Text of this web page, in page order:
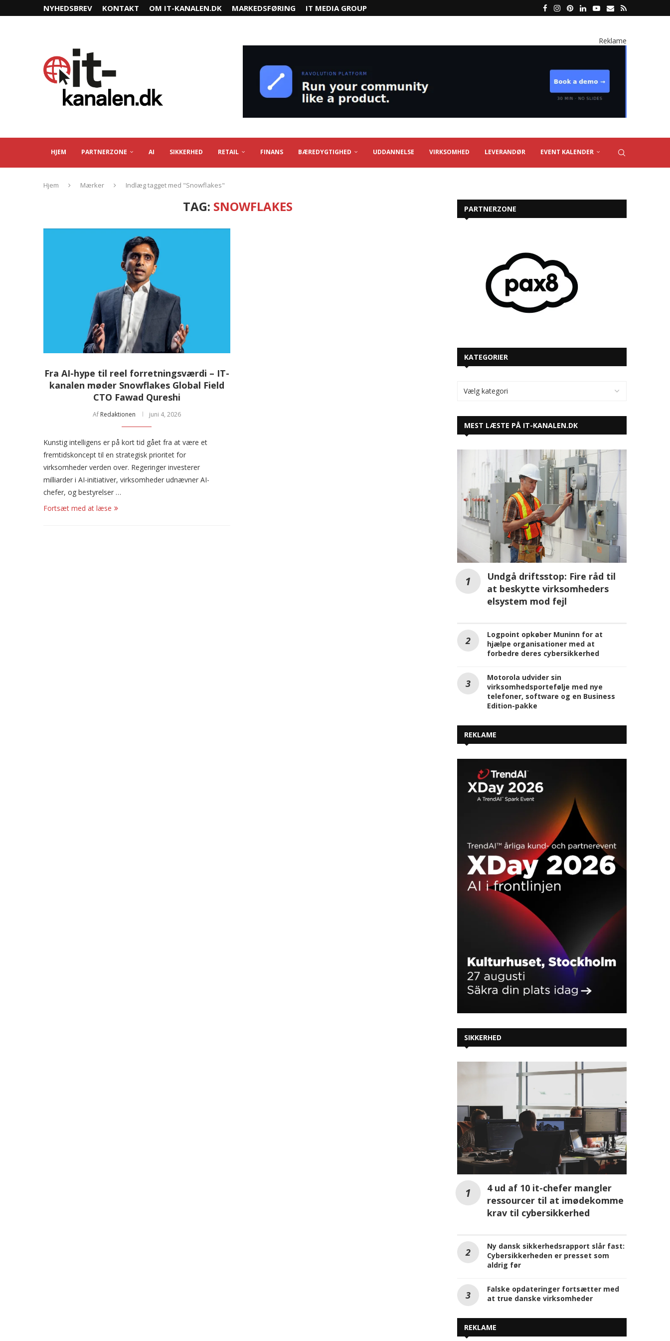
NYHEDSBREV KONTAKT OM IT-KANALEN.DK MARKEDSFØRING IT MEDIA GROUP
Reklame
HJEM PARTNERZONE AI SIKKERHED RETAIL FINANS BÆREDYGTIGHED UDDANNELSE VIRKSOMHED LEVERANDØR EVENT KALENDER
Hjem Mærker Indlæg tagget med "Snowflakes"
TAG: SNOWFLAKES
Fra AI-hype til reel forretningsværdi – IT-
kanalen møder Snowflakes Global Field
CTO Fawad Qureshi
Af Redaktionen juni 4, 2026
Kunstig intelligens er på kort tid gået fra at være et
fremtidskoncept til en strategisk prioritet for
virksomheder verden over. Regeringer investerer
milliarder i AI-initiativer, virksomheder udnævner AI-
chefer, og bestyrelser …
Fortsæt med at læse
PARTNERZONE
KATEGORIER
MEST LÆSTE PÅ IT-KANALEN.DK
Undgå driftsstop: Fire råd til
at beskytte virksomheders
elsystem mod fejl
Logpoint opkøber Muninn for at
hjælpe organisationer med at
forbedre deres cybersikkerhed
Motorola udvider sin
Edition-pakke
SIKKERHED
4 ud af 10 it-chefer mangler
ressourcer til at imødekomme
krav til cybersikkerhed
Ny dansk sikkerhedsrapport slår fast:
Cybersikkerheden er presset som
Falske opdateringer fortsætter med
REKLAME